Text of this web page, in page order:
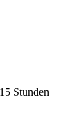
Stunden